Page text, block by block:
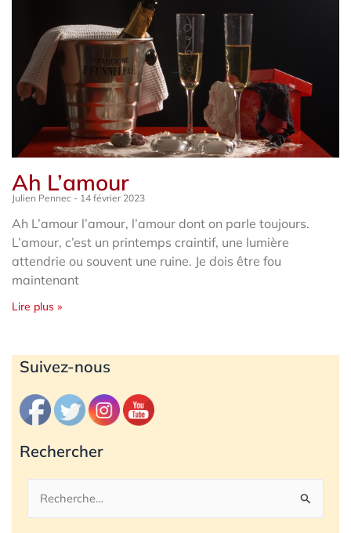
Ah L’amour
Julien Pennec 14 février 2023
Ah L’amour l’amour, l’amour dont on parle toujours.
L’amour, c’est un printemps craintif, une lumière
attendrie ou souvent une ruine. Je dois être fou
maintenant
Lire plus »
Suivez-nous
Rechercher
Rechercher :
Archives